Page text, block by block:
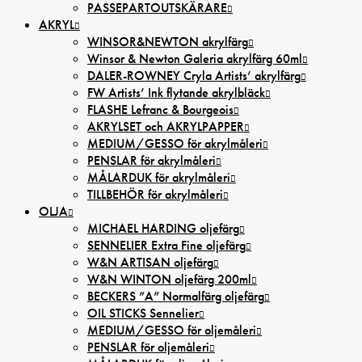
PASSEPARTOUTSKÄRARE
AKRYL
WINSOR&NEWTON akrylfärg
Winsor & Newton Galeria akrylfärg 60ml
DALER-ROWNEY Cryla Artists’ akrylfärg
FW Artists’ Ink flytande akrylbläck
FLASHE Lefranc & Bourgeois
AKRYLSET och AKRYLPAPPER
MEDIUM/GESSO för akrylmåleri
PENSLAR för akrylmåleri
MÅLARDUK för akrylmåleri
TILLBEHÖR för akrylmåleri
OLJA
MICHAEL HARDING oljefärg
SENNELIER Extra Fine oljefärg
W&N ARTISAN oljefärg
W&N WINTON oljefärg 200ml
BECKERS ”A” Normalfärg oljefärg
OIL STICKS Sennelier
MEDIUM/GESSO för oljemåleri
PENSLAR för oljemåleri